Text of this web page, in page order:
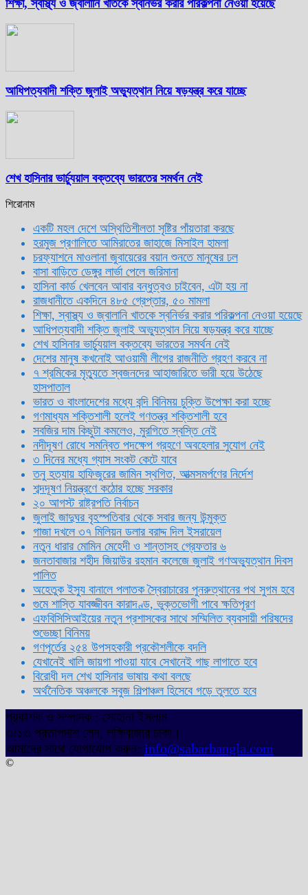
শিক্ষা, স্বাস্থ্য ও জ্বালানি খাতকে স্বনির্ভর করার পরিকল্পনা নেওয়া হয়েছে
আধিপত্যবাদী শক্তি জুলাই অভ্যুত্থান নিয়ে ষড়যন্ত্র করে যাচ্ছে
শেখ হাসিনার ভার্চ্যুয়াল বক্তব্যে ভারতের সমর্থন নেই
শিরোনাম
একটি মহল দেশে অস্থিতিশীলতা সৃষ্টির পাঁয়তারা করছে
হরমুজ প্রণালিতে আমিরাতের জাহাজে মিসাইল হামলা
চরফ্যাশনে মাওলানা জুবায়েরের বয়ান শুনতে মানুষের ঢল
বাসা বাড়িতে ডেঙ্গুর লার্ভা পেলে জরিমানা
হাসিনা কার্ড খেলবেন আবার বন্ধুত্বও চাইবেন, এটা হয় না
রাজধানীতে একদিনে ৪৮৫ গ্রেপ্তার, ৫০ মামলা
শিক্ষা, স্বাস্থ্য ও জ্বালানি খাতকে স্বনির্ভর করার পরিকল্পনা নেওয়া হয়েছে
আধিপত্যবাদী শক্তি জুলাই অভ্যুত্থান নিয়ে ষড়যন্ত্র করে যাচ্ছে
শেখ হাসিনার ভার্চ্যুয়াল বক্তব্যে ভারতের সমর্থন নেই
দেশের মানুষ কখনোই আওয়ামী লীগের রাজনীতি গ্রহণ করবে না
৭ শ্রমিকের মৃত্যুতে স্বজনদের আহাজারিতে ভারী হয়ে উঠেছে
হাসপাতাল
ভারত ও বাংলাদেশের মধ্যে বন্দি বিনিময় চুক্তি উপেক্ষা করা হচ্ছে
গণমাধ্যম শক্তিশালী হলেই গণতন্ত্র শক্তিশালী হবে
সবজির দাম কিছুটা কমলেও, মুরগিতে স্বস্তি নেই
নদীদূষণ রোধে সমন্বিত পদক্ষেপ গ্রহণে অবহেলার সুযোগ নেই
৩ দিনের মধ্যে গ্যাস সংকট কেটে যাবে
তনু হত্যায় হাফিজুরের জামিন স্থগিত, আত্মসমর্পণের নির্দেশ
শব্দদূষণ নিয়ন্ত্রণে কঠোর হচ্ছে সরকার
২০ আগস্ট রাষ্ট্রপতি নির্বাচন
জুলাই জাদুঘর বৃহস্পতিবার থেকে সবার জন্য উন্মুক্ত
গাজা দখলে ৩৭ মিলিয়ন ডলার বরাদ্দ দিল ইসরায়েল
নতুন ধারার মোমিন মেহেদী ও শান্তাসহ গ্রেফতার ৬
জনতাবাজার শহীদ জিয়াউর রহমান কলেজে জুলাই গণঅভ্যুত্থান দিবস
পালিত
অহেতুক ইস্যু বানালে পলাতক স্বৈরাচারের পুনরুত্থানের পথ সুগম হবে
গুমে শাস্তি যাবজ্জীবন কারাদণ্ড, ভুক্তভোগী পাবে ক্ষতিপূরণ
এফবিসিসিআইয়ের নতুন প্রশাসকের সাথে সম্মিলিত ব্যবসায়ী পরিষদের
শুভেচ্ছা বিনিময়
গণপূর্তের ২৫৪ উপসহকারী প্রকৌশলীকে বদলি
যেখানেই খালি জায়গা পাওয়া যাবে সেখানেই গাছ লাগাতে হবে
বিরোধী দল শেখ হাসিনার ভাষায় কথা বলছে
অর্থনৈতিক অঞ্চলকে সবুজ শিল্পাঞ্চল হিসেবে গড়ে তুলতে হবে
প্রকাশক ও সম্পাদক : সোহানা ইসলাম
৩/১৩ প্রতাপদাশ লেন, লক্ষিবাজার ঢাকা।
আমাদের সাথে যোগাযোগ করুন: info@sabarbangla.com
©